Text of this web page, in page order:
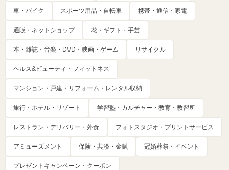
車・バイク スポーツ用品・自転車 携帯・通信・家電
通販・ネットショップ 花・ギフト・手芸
本・雑誌・音楽・DVD・映画・ゲーム リサイクル
ヘルス&ビューティ・フィットネス
マンション・戸建・リフォーム・レンタル収納
旅行・ホテル・リゾート 学習塾・カルチャー・教育・教習所
レストラン・デリバリー・外食 フォトスタジオ・プリントサービス
アミューズメント 保険・共済・金融 冠婚葬祭・イベント
プレゼントキャンペーン・クーポン